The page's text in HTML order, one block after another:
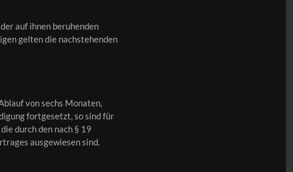
auf ihnen beruhenden
gelten die nachstehenden
von sechs Monaten,
fortgesetzt, so sind für
durch den nach § 19
ausgewiesen sind.